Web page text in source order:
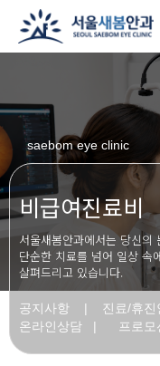
saebom eye clinic
비급여진료비
서울새봄안과에서는 당신의
단순한 치료를 넘어 일상 속
살펴드리고 있습니다.
공지사항 | 진료/휴진
온라인상담 | 프로모